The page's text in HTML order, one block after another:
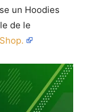
un Hoodies
de le